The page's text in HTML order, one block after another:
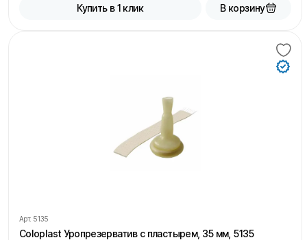
Купить в 1 клик В корзину
Арт. 5135
Coloplast Уропрезерватив с пластырем, 35 мм, 5135